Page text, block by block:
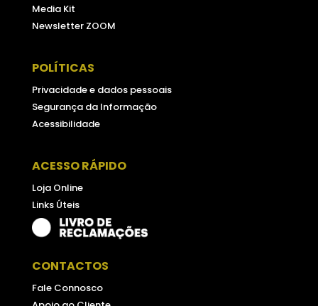
Media Kit
Newsletter ZOOM
POLÍTICAS
Privacidade e dados pessoais
Segurança da Informação
Acessibilidade
ACESSO RÁPIDO
Loja Online
Links Úteis
CONTACTOS
Fale Connosco